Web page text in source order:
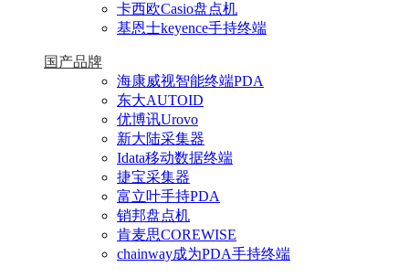
卡西欧Casio盘点机
基恩士keyence手持终端
国产品牌
海康威视智能终端PDA
东大AUTOID
优博讯Urovo
新大陆采集器
Idata移动数据终端
捷宝采集器
富立叶手持PDA
销邦盘点机
肯麦思COREWISE
chainway成为PDA手持终端